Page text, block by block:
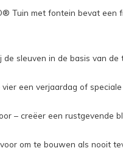
Tuin met fontein bevat een
sleuven in de basis van
een verjaardag of
– creëer een rustgevende
om te bouwen als nooit